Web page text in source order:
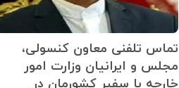
تماس تلفنی معاون کنسولی،
مجلس و ایرانیان وزارت امور
خارجه با سفیر کشورمان در